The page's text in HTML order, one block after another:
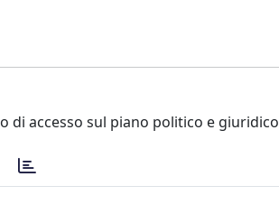
di accesso sul piano politico e giuridico